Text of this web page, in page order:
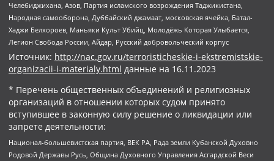
Челебиджихана, Азов, Партия исламского возрождения Таджикистана,
Народная самооборона, Дуббайский джамаат, московская ячейка, Батал-
Хаджи Белхороев, Маньяки Культ Убийц, Молодёжь Которая Улыбается,
Легион Свобода России, Айдар, Русский добровольческий корпус
Источник: http://nac.gov.ru/terroristicheskie-i-ekstremistskie-
organizacii-i-materialy.html данные на 16.11.2023
* Перечень общественных объединений и религиозных
организаций в отношении которых судом принято
вступившее в законную силу решение о ликвидации или
запрете деятельности:
Национал-большевистская партия, ВЕК РА, Рада земли Кубанской Духовно
Родовой Державы Русь, Община Духовного Управления Асгардской Веси